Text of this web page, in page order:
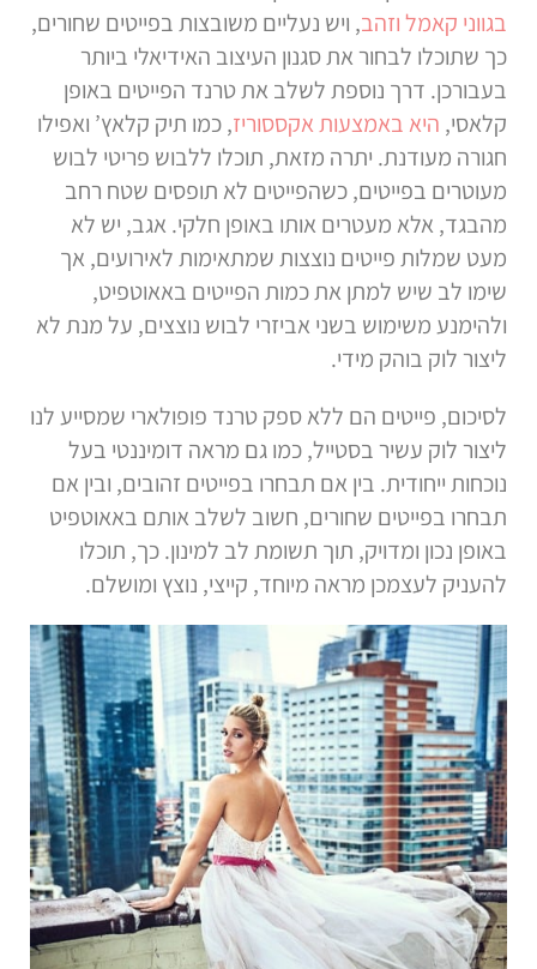
בגווני קאמל וזהב, ויש נעליים משובצות בפייטים שחורים,
כך שתוכלו לבחור את סגנון העיצוב האידיאלי ביותר
בעבורכן. דרך נוספת לשלב את טרנד הפייטים באופן
קלאסי, היא באמצעות אקססוריז, כמו תיק קלאץ’ ואפילו
חגורה מעודנת. יתרה מזאת, תוכלו ללבוש פריטי לבוש
מעוטרים בפייטים, כשהפייטים לא תופסים שטח רחב
מהבגד, אלא מעטרים אותו באופן חלקי. אגב, יש לא
מעט שמלות פייטים נוצצות שמתאימות לאירועים, אך
שימו לב שיש למתן את כמות הפייטים באאוטפיט,
ולהימנע משימוש בשני אביזרי לבוש נוצצים, על מנת לא
ליצור לוק בוהק מידי.
לסיכום, פייטים הם ללא ספק טרנד פופולארי שמסייע לנו
ליצור לוק עשיר בסטייל, כמו גם מראה דומיננטי בעל
נוכחות ייחודית. בין אם תבחרו בפייטים זהובים, ובין אם
תבחרו בפייטים שחורים, חשוב לשלב אותם באאוטפיט
באופן נכון ומדויק, תוך תשומת לב למינון. כך, תוכלו
להעניק לעצמכן מראה מיוחד, קייצי, נוצץ ומושלם.